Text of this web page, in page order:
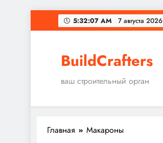
Перейти
к
5:32:08 AM 7 августа 2026
BuildCrafters
ваш строительный орган
Главная Макароны